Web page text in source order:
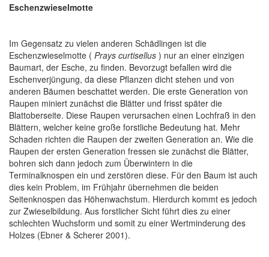
Eschenzwieselmotte
Im Gegensatz zu vielen anderen Schädlingen ist die
Eschenzwieselmotte ( Prays curtisellus ) nur an einer einzigen
Baumart, der Esche, zu finden. Bevorzugt befallen wird die
Eschenverjüngung, da diese Pflanzen dicht stehen und von
anderen Bäumen beschattet werden. Die erste Generation von
Raupen miniert zunächst die Blätter und frisst später die
Blattoberseite. Diese Raupen verursachen einen Lochfraß in den
Blättern, welcher keine große forstliche Bedeutung hat. Mehr
Schaden richten die Raupen der zweiten Generation an. Wie die
Raupen der ersten Generation fressen sie zunächst die Blätter,
bohren sich dann jedoch zum Überwintern in die
Terminalknospen ein und zerstören diese. Für den Baum ist auch
dies kein Problem, im Frühjahr übernehmen die beiden
Seitenknospen das Höhenwachstum. Hierdurch kommt es jedoch
zur Zwieselbildung. Aus forstlicher Sicht führt dies zu einer
schlechten Wuchsform und somit zu einer Wertminderung des
Holzes (Ebner & Scherer 2001).